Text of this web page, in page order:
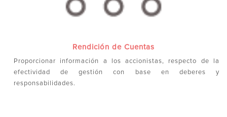
Rendición de Cuentas
Proporcionar información a los accionistas, respecto de la
efectividad de gestión con base en deberes y
responsabilidades.